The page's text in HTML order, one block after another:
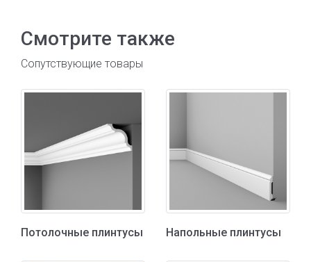
Смотрите также
Сопутствующие товары
Потолочные плинтусы Напольные плинтусы